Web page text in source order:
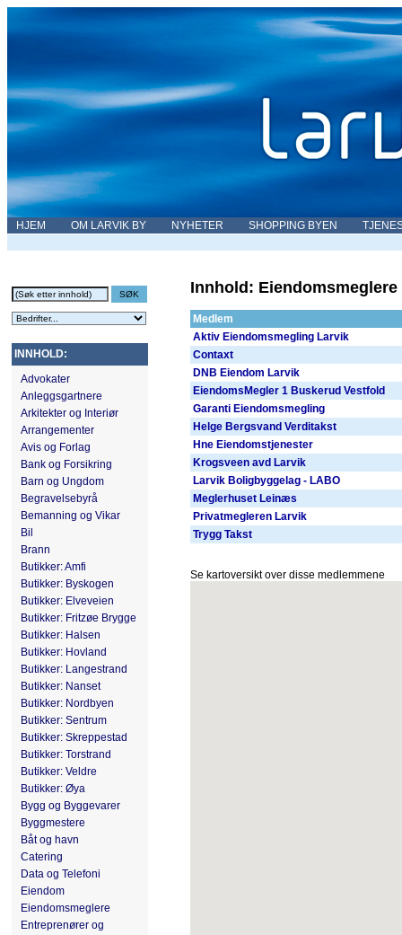
HJEM OM LARVIK BY NYHETER SHOPPING BYEN
INNHOLD:
Advokater
Anleggsgartnere
Arkitekter og Interiør
Arrangementer
Avis og Forlag
Bank og Forsikring
Barn og Ungdom
Begravelsebyrå
Bemanning og Vikar
Bil
Brann
Butikker: Amfi
Butikker: Byskogen
Butikker: Elveveien
Butikker: Fritzøe Brygge
Butikker: Halsen
Butikker: Hovland
Butikker: Langestrand
Butikker: Nanset
Butikker: Nordbyen
Butikker: Sentrum
Butikker: Skreppestad
Butikker: Torstrand
Butikker: Veldre
Butikker: Øya
Bygg og Byggevarer
Byggmestere
Båt og havn
Catering
Data og Telefoni
Eiendom
Eiendomsmeglere
Entreprenører og
Innhold: Eiendomsmeglere
Medlem
Aktiv Eiendomsmegling Larvik
Contaxt
DNB Eiendom Larvik
EiendomsMegler 1 Buskerud Vestfold
Garanti Eiendomsmegling
Helge Bergsvand Verditakst
Hne Eiendomstjenester
Krogsveen avd Larvik
Larvik Boligbyggelag - LABO
Meglerhuset Leinæs
Privatmegleren Larvik
Trygg Takst
Se kartoversikt over disse medlemmene